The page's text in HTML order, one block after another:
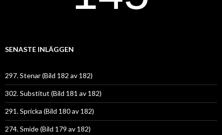
SENASTE INLÄGGEN
297. Stenar (Bild 182 av 182)
302. Substitut (Bild 181 av 182)
291. Spricka (Bild 180 av 182)
274. Smide (Bild 179 av 182)